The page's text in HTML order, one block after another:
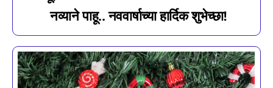
नव्याने पाहू.. नववार्षाच्या हार्दिक शुभेच्छा!